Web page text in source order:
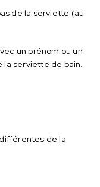
de la serviette (au
un prénom ou un
la serviette de bain.
de la